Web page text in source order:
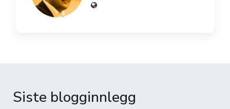
Siste blogginnlegg